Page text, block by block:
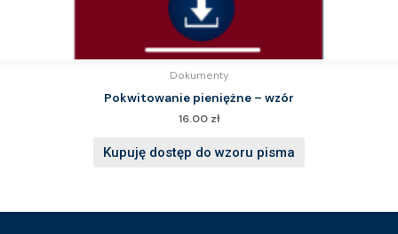
Dokumenty
Pokwitowanie pieniężne – wzór
16.00 zł
Kupuję dostęp do wzoru pisma